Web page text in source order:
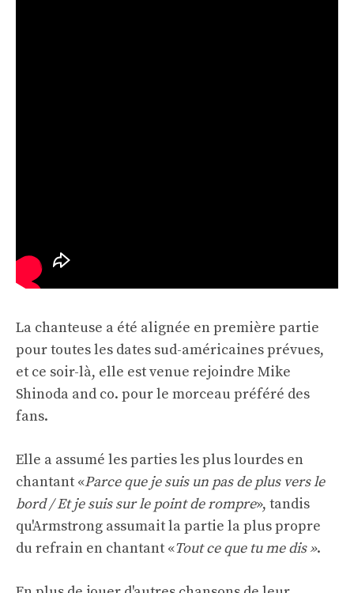
La chanteuse a été alignée en première partie
pour toutes les dates sud-américaines prévues,
et ce soir-là, elle est venue rejoindre Mike
Shinoda and co. pour le morceau préféré des
fans.
Elle a assumé les parties les plus lourdes en
chantant «Parce que je suis un pas de plus vers le
bord / Et je suis sur le point de rompre», tandis
qu'Armstrong assumait la partie la plus propre
du refrain en chantant «Tout ce que tu me dis ».